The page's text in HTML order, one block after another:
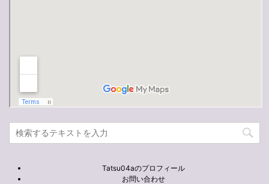
Tatsu04aのプロフィール
お問い合わせ